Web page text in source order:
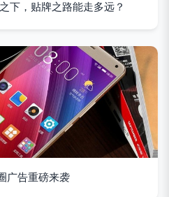
下，贴牌之路能走多远？
广告重磅来袭